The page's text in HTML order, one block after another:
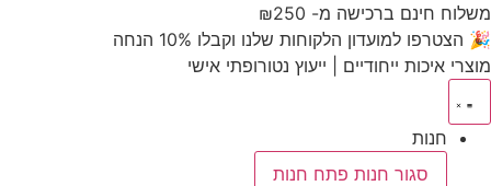
לתוכן
משלוח חינם ברכישה מ- ₪250
🎉 הצטרפו למועדון הלקוחות שלנו וקבלו 10% הנחה
מוצרי איכות ייחודיים | ייעוץ נטורופתי אישי
חנות
סגור חנות פתח חנות